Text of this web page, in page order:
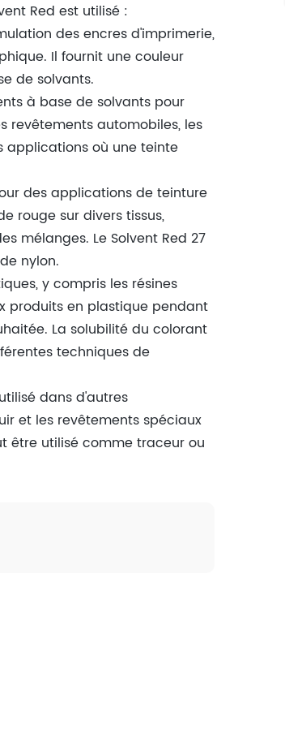
Red est utilisé :
des encres d'imprimerie,
Il fournit une couleur
de solvants.
à base de solvants pour
revêtements automobiles, les
applications où une teinte
des applications de teinture
rouge sur divers tissus,
mélanges. Le Solvent Red 27
nylon.
y compris les résines
produits en plastique pendant
La solubilité du colorant
techniques de
dans d'autres
et les revêtements spéciaux
être utilisé comme traceur ou